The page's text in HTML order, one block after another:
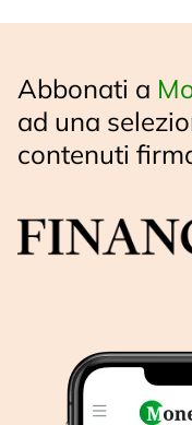
Abbonati a
ad una
contenuti